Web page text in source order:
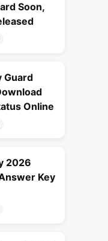
Soon,
Guard
Online
2026
Key